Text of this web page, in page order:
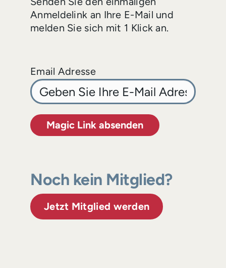
Anmeldelink an Ihre E-Mail und
melden Sie sich mit 1 Klick an.
Email Adresse
Magic Link absenden
Noch kein Mitglied?
Jetzt Mitglied werden